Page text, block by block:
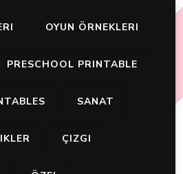
OYUN ÖRNEKLERI
PRESCHOOL PRINTABLE
SANAT
ÇIZGI